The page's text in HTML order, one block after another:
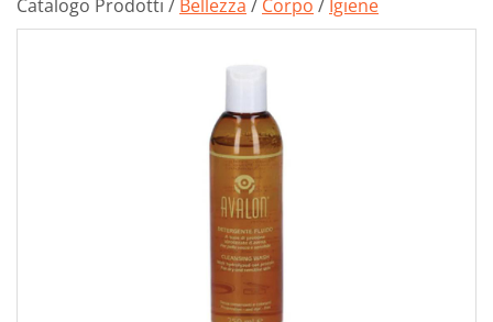
Catalogo Prodotti / Bellezza / Corpo / Igiene